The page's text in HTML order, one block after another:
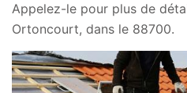
Appelez-le pour plus de
Ortoncourt, dans le 88700.